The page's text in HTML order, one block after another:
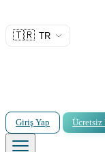
🇹🇷 TR
Giriş Yap Ücretsiz